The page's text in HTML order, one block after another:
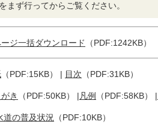
まず行ってからご覧ください。
ジ一括ダウンロード （PDF:1242KB）
（PDF:15KB） | 目次 （PDF:31KB）
き （PDF:50KB） | 凡例 （PDF:58KB） |
の普及状況 （PDF:10KB）